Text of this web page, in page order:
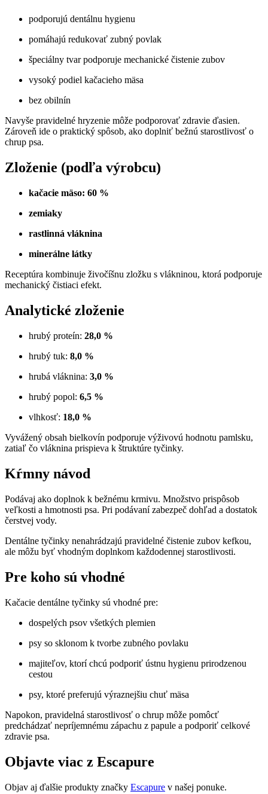
podporujú dentálnu hygienu
pomáhajú redukovať zubný povlak
špeciálny tvar podporuje mechanické čistenie zubov
vysoký podiel kačacieho mäsa
bez obilnín
Navyše pravidelné hryzenie môže podporovať zdravie ďasien.
Zároveň ide o praktický spôsob, ako doplniť bežnú starostlivosť o
chrup psa.
Zloženie (podľa výrobcu)
kačacie mäso: 60 %
zemiaky
rastlinná vláknina
minerálne látky
Receptúra kombinuje živočíšnu zložku s vlákninou, ktorá podporuje
mechanický čistiaci efekt.
Analytické zloženie
hrubý proteín: 28,0 %
hrubý tuk: 8,0 %
hrubá vláknina: 3,0 %
hrubý popol: 6,5 %
vlhkosť: 18,0 %
Vyvážený obsah bielkovín podporuje výživovú hodnotu pamlsku,
zatiaľ čo vláknina prispieva k štruktúre tyčinky.
Kŕmny návod
Podávaj ako doplnok k bežnému krmivu. Množstvo prispôsob
veľkosti a hmotnosti psa. Pri podávaní zabezpeč dohľad a dostatok
čerstvej vody.
Dentálne tyčinky nenahrádzajú pravidelné čistenie zubov kefkou,
ale môžu byť vhodným doplnkom každodennej starostlivosti.
Pre koho sú vhodné
Kačacie dentálne tyčinky sú vhodné pre:
dospelých psov všetkých plemien
psy so sklonom k tvorbe zubného povlaku
majiteľov, ktorí chcú podporiť ústnu hygienu prirodzenou
cestou
psy, ktoré preferujú výraznejšiu chuť mäsa
Napokon, pravidelná starostlivosť o chrup môže pomôcť
predchádzať nepríjemnému zápachu z papule a podporiť celkové
zdravie psa.
Objavte viac z Escapure
Objav aj ďalšie produkty značky Escapure v našej ponuke.